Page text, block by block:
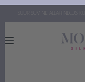
SUUR SUVINE ALLAHINDLUS